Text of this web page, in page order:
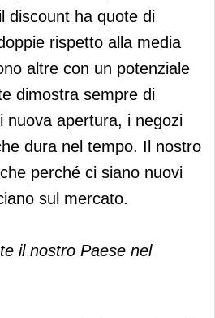
discount ha quote di
rispetto alla media
altre con un potenziale
dimostra sempre di
nuova apertura, i negozi
dura nel tempo. Il nostro
perché ci siano nuovi
sul mercato.
il nostro Paese nel